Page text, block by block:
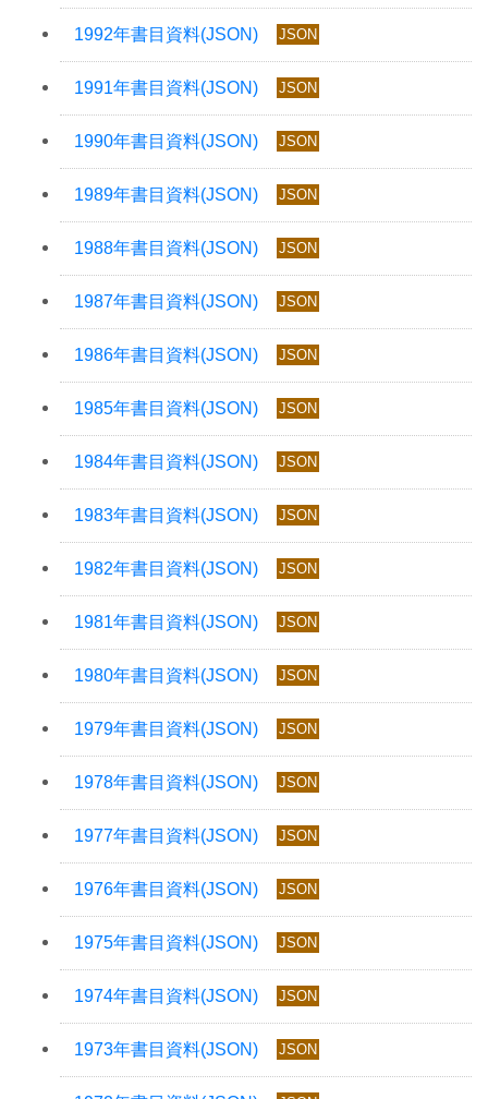
JSON
JSON
JSON
JSON
JSON
JSON
JSON
JSON
JSON
JSON
JSON
JSON
JSON
JSON
JSON
JSON
JSON
JSON
JSON
JSON